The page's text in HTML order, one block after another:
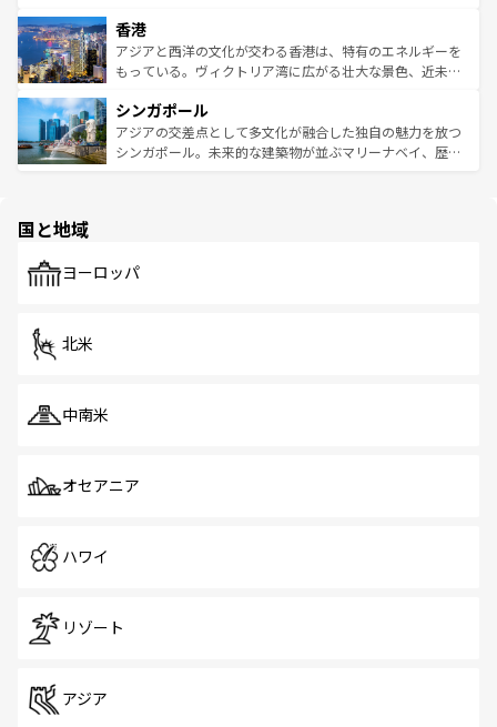
とつ。フォーやバインミー、ベトナムコーヒーなどは、ぜ
ひ現地で味わいたい。どの地域を訪れてもあたたかい人々
が旅行者を迎えてくれるので、きっと忘れられない旅にな
参照してほしい。
の活気が交差している。北部ではチェンマイなどの山岳地
帯で自然と触れ合い、南部ではプーケットやクラビの美し
いビーチでリゾート気分を楽しむことができる。タイ料理
激する。気候は一年中温暖で、どの季節にも異なる楽しみ
が待っている。親しみやすいタイの人々、仏教を中心とし
た文化、そして多様な観光資源が、訪れる旅人を魅了し続
香港
アジアと西洋の文化が交わる香港は、特有のエネルギーを
もっている。ヴィクトリア湾に広がる壮大な景色、近未来
み、どこを訪れても感動するはず。観光スポットが密集し
ており、効率よく見どころを回れるのも魅力。息をのむよ
うな絶景から文化的な体験まで、香港を存分に楽しみ尽く
シンガポール
アジアの交差点として多文化が融合した独自の魅力を放つ
シンガポール。未来的な建築物が並ぶマリーナベイ、歴史
で、ホーカーズは地元の風情を楽しめる外せないスポット
国と地域
ヨーロッパ
北米
中南米
オセアニア
ハワイ
リゾート
アジア